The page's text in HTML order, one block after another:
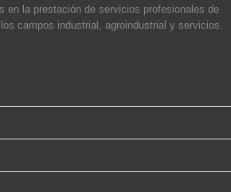
en la prestación de servicios profesionales de
campos industrial, agroindustrial y servicios.